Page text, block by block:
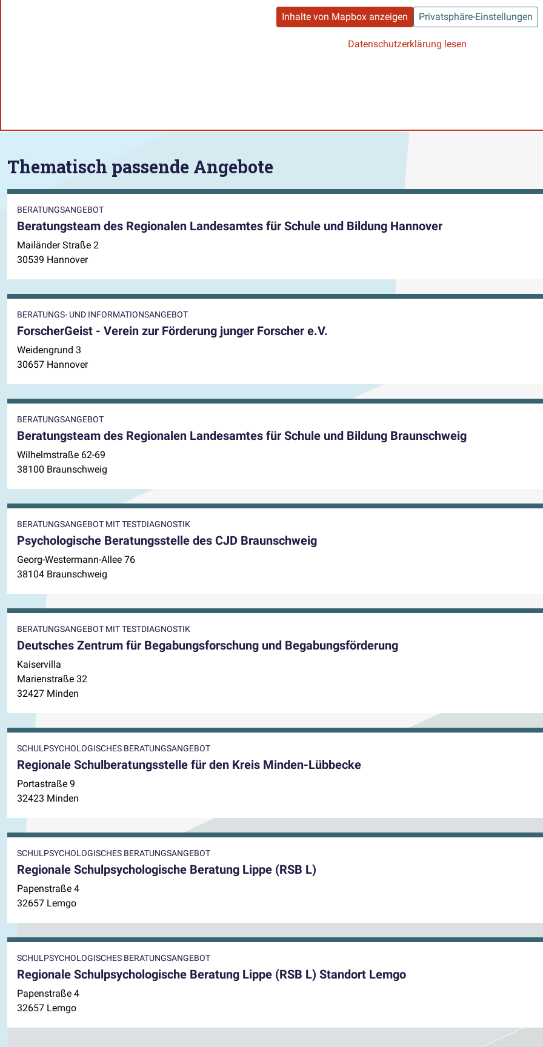
Inhalte von Mapbox anzeigen Privatsphäre-Einstellungen
Datenschutzerklärung lesen
Thematisch passende Angebote
BERATUNGSANGEBOT
Beratungsteam des Regionalen Landesamtes für Schule und Bildung Hannover
Mailänder Straße 2
30539 Hannover
BERATUNGS- UND INFORMATIONSANGEBOT
ForscherGeist - Verein zur Förderung junger Forscher e.V.
Weidengrund 3
30657 Hannover
BERATUNGSANGEBOT
Beratungsteam des Regionalen Landesamtes für Schule und Bildung Braunschweig
Wilhelmstraße 62-69
38100 Braunschweig
BERATUNGSANGEBOT MIT TESTDIAGNOSTIK
Psychologische Beratungsstelle des CJD Braunschweig
Georg-Westermann-Allee 76
38104 Braunschweig
BERATUNGSANGEBOT MIT TESTDIAGNOSTIK
Deutsches Zentrum für Begabungsforschung und Begabungsförderung
Kaiservilla
Marienstraße 32
32427 Minden
SCHULPSYCHOLOGISCHES BERATUNGSANGEBOT
Regionale Schulberatungsstelle für den Kreis Minden-Lübbecke
Portastraße 9
32423 Minden
SCHULPSYCHOLOGISCHES BERATUNGSANGEBOT
Regionale Schulpsychologische Beratung Lippe (RSB L)
Papenstraße 4
32657 Lemgo
SCHULPSYCHOLOGISCHES BERATUNGSANGEBOT
Regionale Schulpsychologische Beratung Lippe (RSB L) Standort Lemgo
Papenstraße 4
32657 Lemgo